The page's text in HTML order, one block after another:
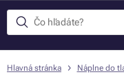
Hlavná stránka Náplne do